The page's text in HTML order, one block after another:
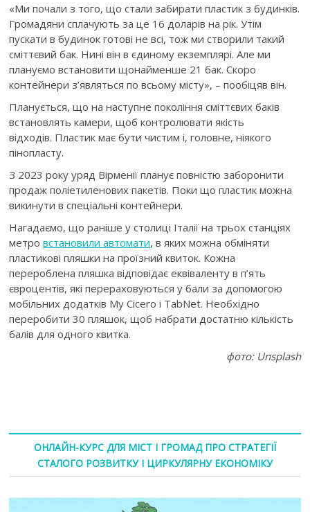
«Ми почали з того, що стали забирати пластик з будинків.
Громадяни сплачують за це 16 доларів на рік. Утім
пускати в будинок готові не всі, тож ми створили такий
сміттєвий бак. Нині він в єдиному екземплярі. Але ми
плануємо встановити щонайменше 21 бак. Скоро
контейнери з’являться по всьому місту», – пообіцяв він.
Планується, що на наступне покоління сміттєвих баків
встановлять камери, щоб контролювати якість
відходів. Пластик має бути чистим і, головне, ніякого
пінопласту.
З 2023 року уряд Вірменії планує повністю заборонити
продаж поліетиленових пакетів. Поки що пластик можна
викинути в спеціальні контейнери.
Нагадаємо, що раніше у столиці Італії на трьох станціях
метровстановили автомати, в яких можна обміняти
пластикові пляшки на проїзний квиток. Кожна
перероблена пляшка відповідає еквіваленту в п’ять
євроцентів, які перераховуються у бали за допомогою
мобільних додатків My Cicero і TabNet. Необхідно
переробити 30 пляшок, щоб набрати достатню кількість
балів для одного квитка.
фото: Unsplash
ОНЛАЙН-КУРС ДЛЯ МІСТ І ГРОМАД ПРО СТРАТЕГІЇ
СТАЛОГО РОЗВИТКУ І ЦИРКУЛЯРНУ ЕКОНОМІКУ